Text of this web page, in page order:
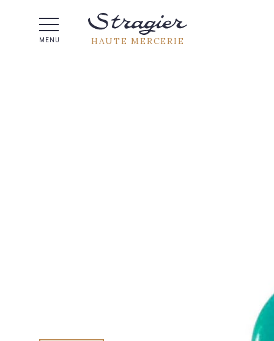
MENU HAUTE MERCERIE